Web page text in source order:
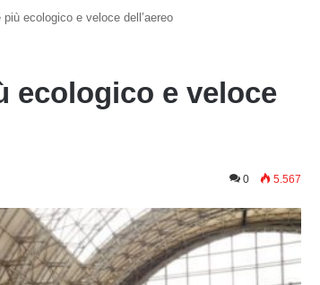
ecologico e veloce dell’aereo
ecologico e veloce
0 5.567